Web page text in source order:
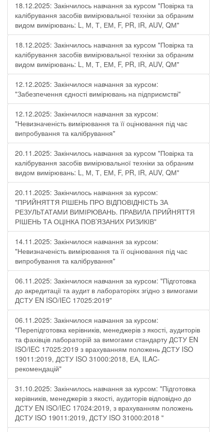
18.12.2025: Закінчилось навчання за курсом "Повірка та
калібрування засобів вимірювальної техніки за обраним
видом вимірювань: L, М, Т, ЕМ, F, РR, ІR, АUV, QМ"
18.12.2025: Закінчилось навчання за курсом "Повірка та
калібрування засобів вимірювальної техніки за обраним
видом вимірювань: L, М, Т, ЕМ, F, РR, ІR, АUV, QМ"
12.12.2025: Закінчилося навчання за курсом:
"Забезпечення єдності вимірювань на підприємстві"
12.12.2025: Закінчилося навчання за курсом:
"Невизначеність вимірювання та її оцінювання під час
випробування та калібрування"
20.11.2025: Закінчилось навчання за курсом "Повірка та
калібрування засобів вимірювальної техніки за обраним
видом вимірювань: L, М, Т, ЕМ, F, РR, ІR, АUV, QМ"
20.11.2025: Закінчилось навчання за курсом:
"ПРИЙНЯТТЯ РІШЕНЬ ПРО ВІДПОВІДНІСТЬ ЗА
РЕЗУЛЬТАТАМИ ВИМІРЮВАНЬ. ПРАВИЛА ПРИЙНЯТТЯ
РІШЕНЬ ТА ОЦІНКА ПОВ’ЯЗАНИХ РИЗИКІВ"
14.11.2025: Закінчилося навчання за курсом:
"Невизначеність вимірювання та її оцінювання під час
випробування та калібрування"
06.11.2025: Закінчилося навчання за курсом: "Підготовка
до акредитації та аудит в лабораторіях згідно з вимогами
ДСТУ EN ISO/IEC 17025:2019"
06.11.2025: Закінчилося навчання за курсом:
"Перепідготовка керівників, менеджерів з якості, аудиторів
та фахівців лабораторій за вимогами стандарту ДСТУ EN
ISO/IEC 17025:2019 з врахуванням положень ДСТУ ISO
19011:2019, ДСТУ ISO 31000:2018, ЕА, ILAC-
рекомендацій"
31.10.2025: Закінчилось навчання за курсом: "Підготовка
керівників, менеджерів з якості, аудиторів відповідно до
ДСТУ EN ISO/IEC 17024:2019, з врахуванням положень
ДСТУ ISO 19011:2019, ДСТУ ISO 31000:2018 "